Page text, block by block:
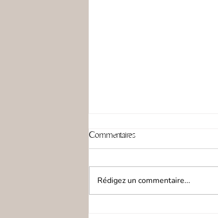
Commentaires
Rédigez un commentaire...